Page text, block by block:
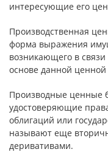
интересующие его
Производственная
форма выражения
возникающего в
основе данной ценной
Производные ценные
удостоверяющие
облигаций или
называют еще
деривативами.